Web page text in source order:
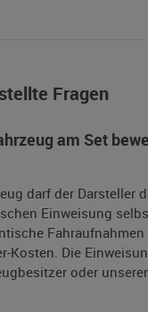
Fragen
am Set
darf der Darsteller
Einweisung
Fahraufnahmen
Kosten. Die
oder